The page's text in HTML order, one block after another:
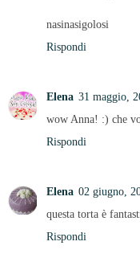
nasinasigolosi
Rispondi
Elena 31 maggio,
wow Anna! :) che
Rispondi
Elena 02 giugno,
questa torta è
Rispondi